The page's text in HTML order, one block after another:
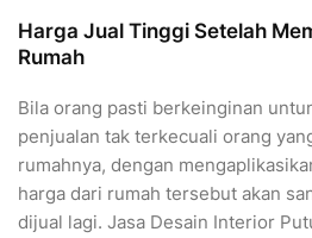
Harga Jual Tinggi Setelah
Rumah
Bila orang pasti berkeinginan
penjualan tak terkecuali orang
rumahnya, dengan
harga dari rumah tersebut akan
dijual lagi. Jasa Desain Interior